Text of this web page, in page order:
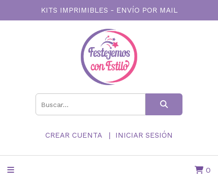
KITS IMPRIMIBLES - ENVÍO POR MAIL
CREAR CUENTA INICIAR SESIÓN
0